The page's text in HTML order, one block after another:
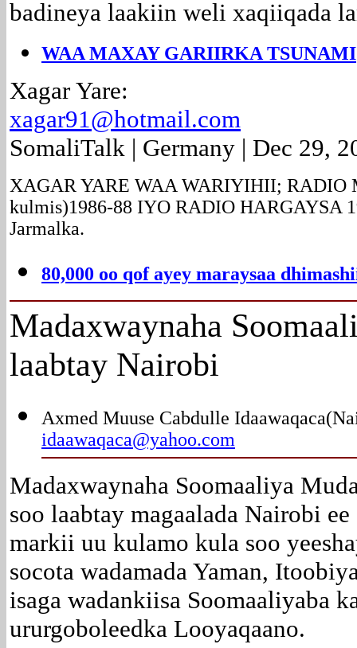
badineya laakiin weli xaqiiqada
WAA MAXAY GARIIRKA TSUNAMI
Xagar Yare:
xagar91@hotmail.com
SomaliTalk | Germany | Dec 29,
XAGAR YARE WAA WARIYIHII; RADIO
kulmis)1986-88 IYO RADIO HARGAYSA
Jarmalka.
80,000 oo qof ayey maraysaa
Madaxwaynaha
laabtay Nairobi
Axmed Muuse Cabdulle
idaawaqaca@yahoo.com
Madaxwaynaha Soomaaliya
soo laabtay magaalada Nairobi
markii uu kulamo kula soo
socota wadamada Yaman,
isaga wadankiisa Soomaaliyaba
ururgoboleedka Looyaqaano.